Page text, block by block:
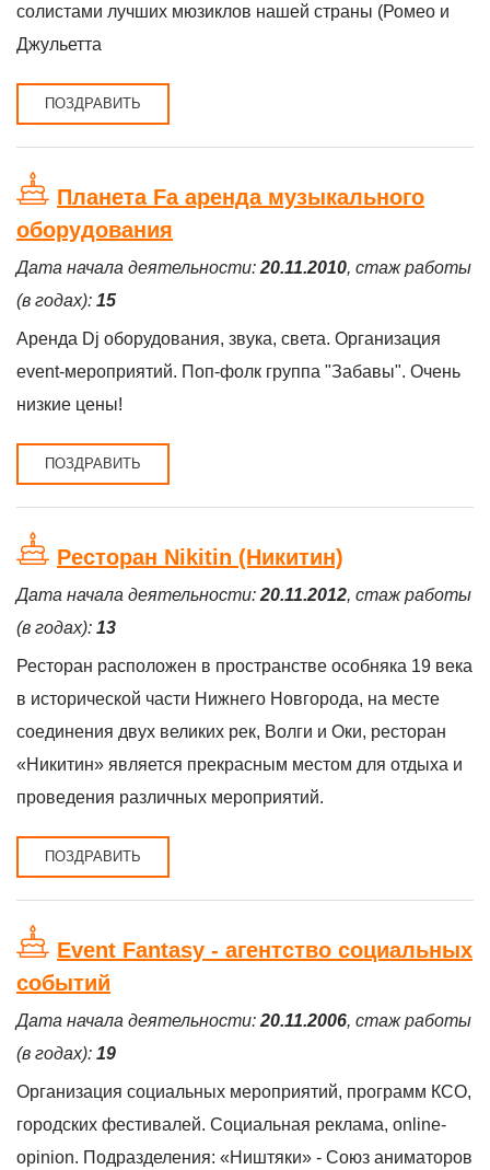
солистами лучших мюзиклов нашей страны (Ромео и
Джульетта
ПОЗДРАВИТЬ
Планета Fa аренда музыкального
оборудования
Дата начала деятельности: 20.11.2010, стаж работы
(в годах): 15
Аренда Dj оборудования, звука, света. Организация
event-мероприятий. Поп-фолк группа "Забавы". Очень
низкие цены!
ПОЗДРАВИТЬ
Ресторан Nikitin (Никитин)
Дата начала деятельности: 20.11.2012, стаж работы
(в годах): 13
Ресторан расположен в пространстве особняка 19 века
в исторической части Нижнего Новгорода, на месте
соединения двух великих рек, Волги и Оки, ресторан
«Никитин» является прекрасным местом для отдыха и
проведения различных мероприятий.
ПОЗДРАВИТЬ
Event Fantasy - агентство социальных
событий
Дата начала деятельности: 20.11.2006, стаж работы
(в годах): 19
Организация социальных мероприятий, программ КСО,
городских фестивалей. Социальная реклама, online-
opinion. Подразделения: «Ништяки» - Союз аниматоров